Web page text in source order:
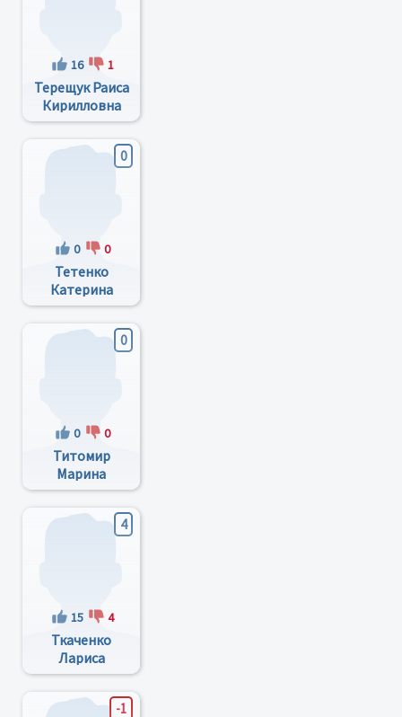
16 1
Терещук Раиса
Кирилловна
0
0 0
Тетенко
Катерина
Валерьевна
0
0 0
Титомир
Марина
Владимировна
4
15 4
Ткаченко
Лариса
Харитоновна
-1